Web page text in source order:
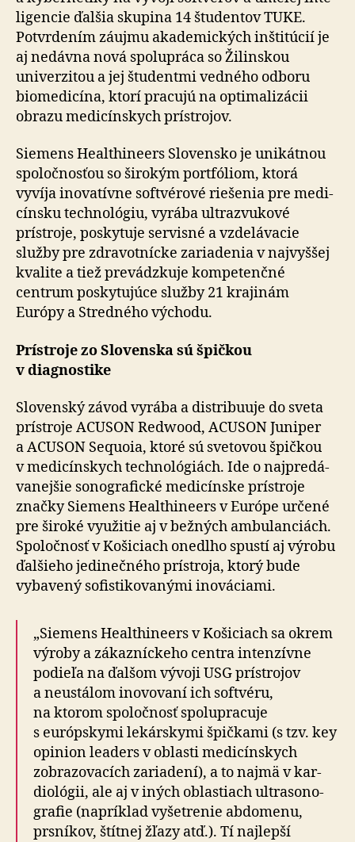
li­gencie ďalšia skupina 14 študentov TUKE.
Potvrdením záujmu akademických inštitúcií je
aj nedávna nová spolu­práca so Žilinskou
univerzitou a jej študentmi vedného odboru
biomedicína, ktorí pracujú na opti­ma­li­zácii
obrazu medicínskych prístrojov.
Siemens Healthineers Slovensko je unikátnou
spoločnosťou so ši­ro­kým portfóliom, ktorá
vyvíja ino­va­tívne softvérové riešenia pre me­di­
cínsku tech­no­lógiu, vyrába ultra­zvu­kové
prístroje, poskytuje servisné a vzde­lá­vacie
služby pre zdra­vot­nícke za­ria­denia v naj­vyššej
kvalite a tiež prevádzkuje kom­pe­ten­čné
centrum posky­tu­júce služby 21 krajinám
Európy a Stredného východu.
Prístroje zo Slovenska sú špičkou
v diagnostike
Slovenský závod vyrába a distribuuje do sveta
prístroje ACUSON Redwood, ACUSON Juniper
a ACUSON Sequoia, ktoré sú svetovou špičkou
v me­di­cín­skych tech­no­ló­giách. Ide o naj­pre­dá­
va­nejšie sono­grafické me­di­cínske prístroje
značky Siemens Healthineers v Európe určené
pre ši­ro­ké využitie aj v bež­ných ambu­lan­ciách.
Spoločnosť v Košiciach onedlho spustí aj výrobu
ďalšieho je­di­neč­ného prístroja, ktorý bude
vybavený sofisti­ko­va­nými ino­vá­ciami.
„Siemens Healthineers v Košiciach sa okrem
výroby a zá­kaz­níckeho centra inten­zívne
podieľa na ďalšom vývoji USG prístrojov
a neustálom ino­vo­vaní ich softvéru,
na ktorom spoločnosť spolu­pra­cuje
s európskymi lekárskymi špičkami (s tzv. key
opinion leaders v oblasti me­di­cín­skych
zobra­zo­vacích zariadení), a to najmä v kar­
dio­lógii, ale aj v iných oblastiach ultra­so­no­
grafie (napríklad vyšetrenie abdomenu,
prsníkov, štítnej žľazy atď.). Tí najlepší